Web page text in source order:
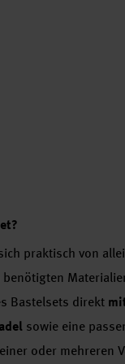
praktisch von
Bastelsets direkt
sowie eine
oder mehreren